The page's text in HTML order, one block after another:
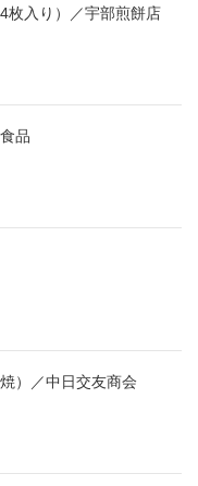
枚入り）／宇部煎餅店
品
）／中日交友商会